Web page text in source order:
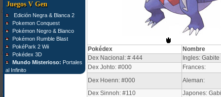
Juegos V Gen
Edición Negra & Blanca 2
Pokemon Conquest
Pokémon Negro & Blanco
Pokémon Rumble Blast
PokéPark 2 Wii
Pokédex 3D
Mundo Misterioso: Portales
al Infinito
Pokédex
Nombre
Dex Nacional: # 444
Ingles: Gabite
Dex Johto: #000
Frances:
Dex Hoenn: #000
Aleman:
Dex Sinnoh: #110
Japones: